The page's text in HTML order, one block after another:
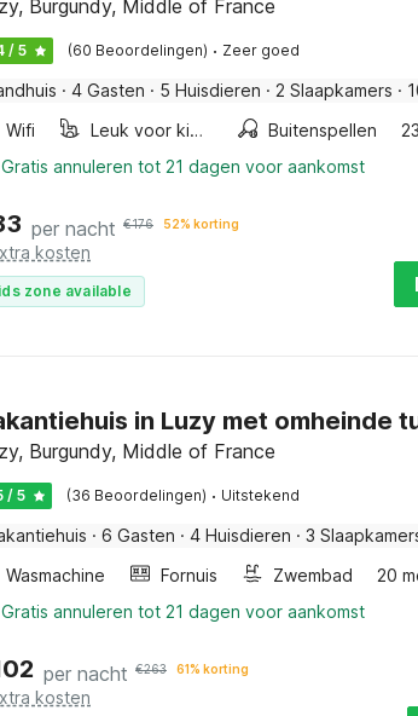
Burgundy, Middle of France
/ 5 (60 Beoordelingen) · Zeer goed
· 4 Gasten · 5 Huisdieren · 2 Slaapkamers ·
Wifi
Leuk voor kinderen Buitenspellen
Gratis annuleren tot 21 dagen voor aankomst
per nacht €176 52% korting
kosten
zone available
in Luzy met omheinde
Burgundy, Middle of France
/ 5 (36 Beoordelingen) · Uitstekend
· 6 Gasten · 4 Huisdieren · 3
Wasmachine
Fornuis Zwembad
20
Gratis annuleren tot 21 dagen voor aankomst
per nacht €263 61% korting
kosten